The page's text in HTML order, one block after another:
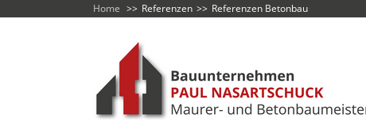
Home Referenzen Referenzen Betonbau